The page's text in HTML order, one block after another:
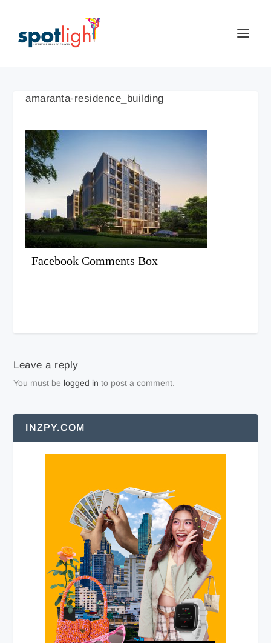
amaranta-residence_building
Facebook Comments Box
Leave a reply
You must be logged in to post a comment.
INZPY.COM